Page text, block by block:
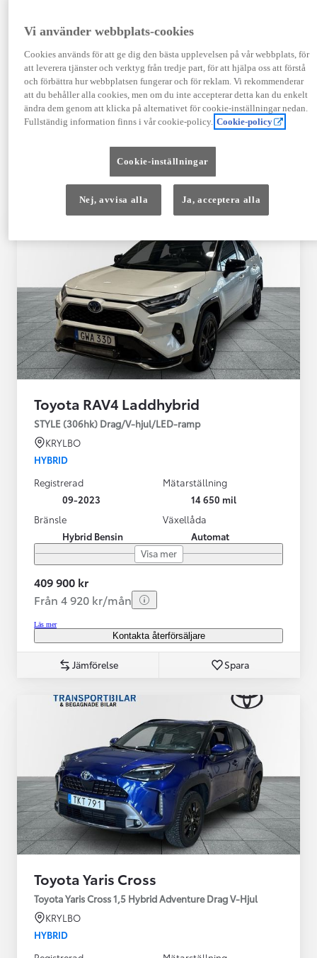
TOYOTA APPROVED
USED
Garanti upp till 10 år eller 20 000 mil – i
kombination med Toyota Relax
12 månaders vägassistans
Toyota RAV4 Laddhybrid
STYLE (306hk) Drag/V-hjul/LED-ramp
KRYLBO
HYBRID
Registrerad
09-2023
Mätarställning
14 650 mil
Bränsle
Hybrid Bensin
Växellåda
Automat
Visa mer
409 900 kr
Från 4 920 kr/mån
Läs mer
Kontakta återförsäljare
Jämförelse Spara
Toyota Yaris Cross
Toyota Yaris Cross 1,5 Hybrid Adventure Drag V-Hjul
KRYLBO
HYBRID
Vi använder webbplats-cookies
Cookies används för att ge dig den bästa upplevelsen på vår webbplats, för
att leverera tjänster och verktyg från tredje part, för att hjälpa oss att förstå
och förbättra hur webbplatsen fungerar och för reklam. Vi rekommenderar
att du behåller alla cookies, men om du inte accepterar detta kan du enkelt
ändra dem genom att klicka på alternativet för cookie-inställningar nedan.
Fullständig information finns i vår cookie-policy. Cookie-policy
Cookie-inställningar
Nej, avvisa alla Ja, acceptera alla